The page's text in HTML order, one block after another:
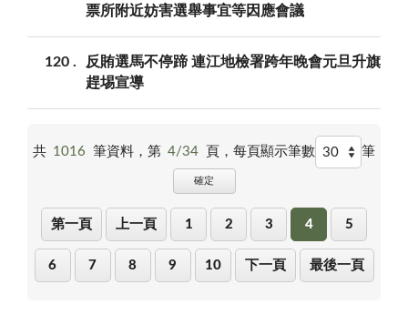
票所附近妨害選舉事宜等因應會議
120
反賄選馬不停蹄 連江地檢署跨年晚會元旦升旗
趕埸宣導
共 1016 筆資料，第 4/34 頁， 每頁顯示筆數 筆
確定
第一頁 上一頁 1 2 3 4 5
6 7 8 9 10 下一頁 最後一頁